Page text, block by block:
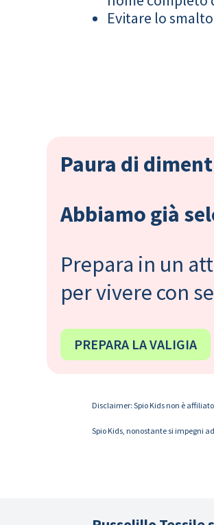
Evitare lo
Paura di
Abbiamo già
Prepara in un
per vivere con
PREPARA LA VALIGIA
Disclaimer: Spio Kids non è
Spio Kids, nonostante si impegni